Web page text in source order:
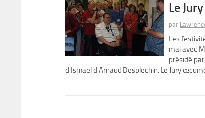
Le
par
Les
mai avec
présidé
d’Ismaël d’Arnaud Desplechin. Le Jury